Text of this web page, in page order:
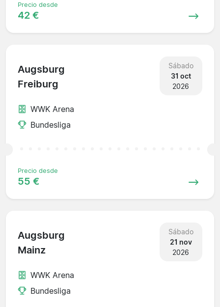
Precio desde
42 €
Augsburg
Freiburg
Sábado
31 oct
2026
WWK Arena
Bundesliga
Precio desde
55 €
Augsburg
Mainz
Sábado
21 nov
2026
WWK Arena
Bundesliga